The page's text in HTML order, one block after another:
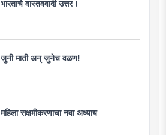
भारताचे वास्तववादी उत्तर !
जुनी माती अन् जुनेच वळण!
महिला सक्षमीकरणाचा नवा अध्याय